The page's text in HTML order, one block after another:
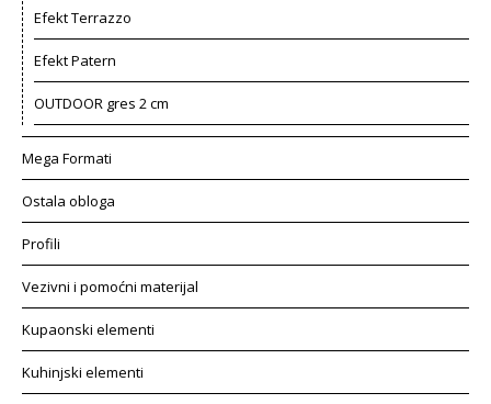
Efekt Terrazzo
Efekt Patern
OUTDOOR gres 2 cm
Mega Formati
Ostala obloga
Profili
Vezivni i pomoćni materijal
Kupaonski elementi
Kuhinjski elementi